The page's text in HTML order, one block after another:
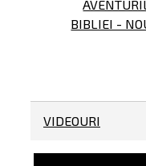
BIBLIEI -
VIDEOURI